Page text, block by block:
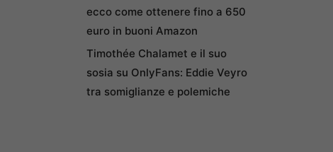
ecco come ottenere fino a 650
euro in buoni Amazon
Timothée Chalamet e il suo
sosia su OnlyFans: Eddie Veyro
tra somiglianze e polemiche